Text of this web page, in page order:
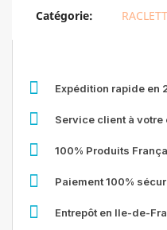
Catégorie
Expédition rapide en
Service client à votre
100% Produits
Paiement 100%
Entrepôt en Ile-de-